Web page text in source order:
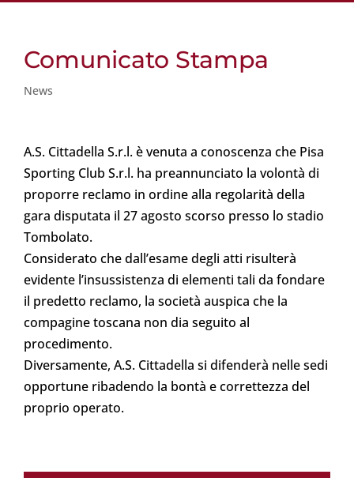
Comunicato Stampa
News
A.S. Cittadella S.r.l. è venuta a conoscenza che Pisa
Sporting Club S.r.l. ha preannunciato la volontà di
proporre reclamo in ordine alla regolarità della
gara disputata il 27 agosto scorso presso lo stadio
Tombolato.
Considerato che dall’esame degli atti risulterà
evidente l’insussistenza di elementi tali da fondare
il predetto reclamo, la società auspica che la
compagine toscana non dia seguito al
procedimento.
Diversamente, A.S. Cittadella si difenderà nelle sedi
opportune ribadendo la bontà e correttezza del
proprio operato.